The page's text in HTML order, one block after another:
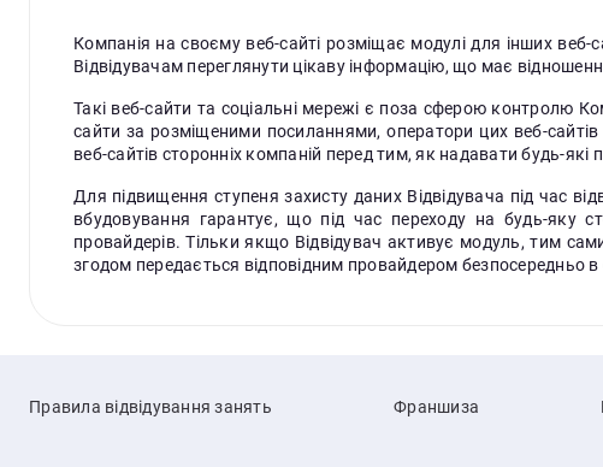
Компанія на своєму веб-сайті розміщає модулі для інших
Відвідувачам переглянути цікаву інформацію, що має
Такі веб-сайти та соціальні мережі є поза сферою контролю
сайти за розміщеними посиланнями, оператори цих веб-
веб-сайтів сторонніх компаній перед тим, як надавати будь-які
Для підвищення ступеня захисту даних Відвідувача під час
вбудовування гарантує, що під час переходу на будь-яку
провайдерів. Тільки якщо Відвідувач активує модуль, тим
згодом передається відповідним провайдером безпосередньо
Правила відвідування занять Франшиза